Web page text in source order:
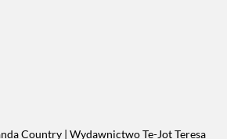
Country | Wydawnictwo Te-Jot Teresa